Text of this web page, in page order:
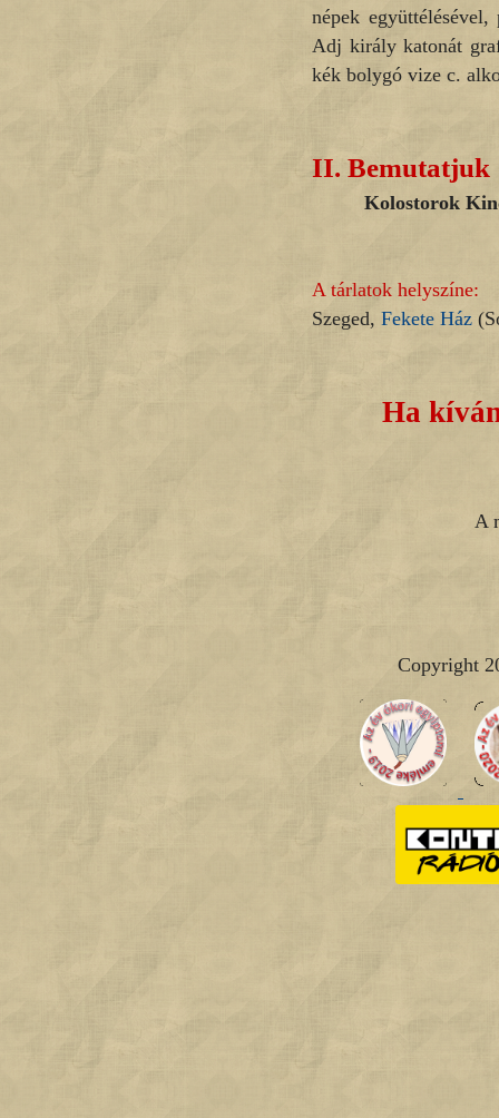
népek
Adj király katonát
kék bolygó vize c.
II. Bemutatjuk
Kolostorok
A tárlatok helyszíne:
Szeged, Fekete Ház
Ha
A
Copyright